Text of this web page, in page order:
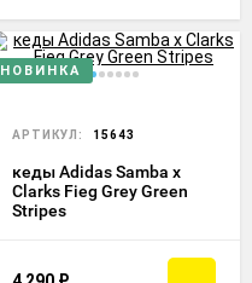
НОВИНКА
АРТИКУЛ: 15643
кеды Adidas Samba x
Clarks Fieg Grey Green
Stripes